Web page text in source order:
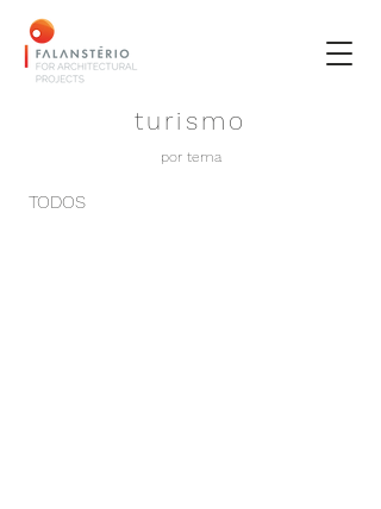
turismo
por tema
TODOS